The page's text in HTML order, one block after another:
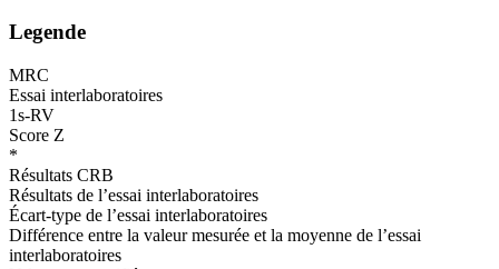
Legende
MRC
Essai interlaboratoires
1s-RV
Score Z
*
Résultats CRB
Résultats de l’essai interlaboratoires
Écart-type de l’essai interlaboratoires
Différence entre la valeur mesurée et la moyenne de l’essai
interlaboratoires